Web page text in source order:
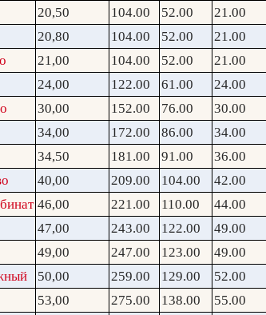
20,50 104.00 52.00 21.00
20,80 104.00 52.00 21.00
21,00 104.00 52.00 21.00
24,00 122.00 61.00 24.00
30,00 152.00 76.00 30.00
34,00 172.00 86.00 34.00
34,50 181.00 91.00 36.00
40,00 209.00 104.00 42.00
46,00 221.00 110.00 44.00
47,00 243.00 122.00 49.00
49,00 247.00 123.00 49.00
50,00 259.00 129.00 52.00
53,00 275.00 138.00 55.00